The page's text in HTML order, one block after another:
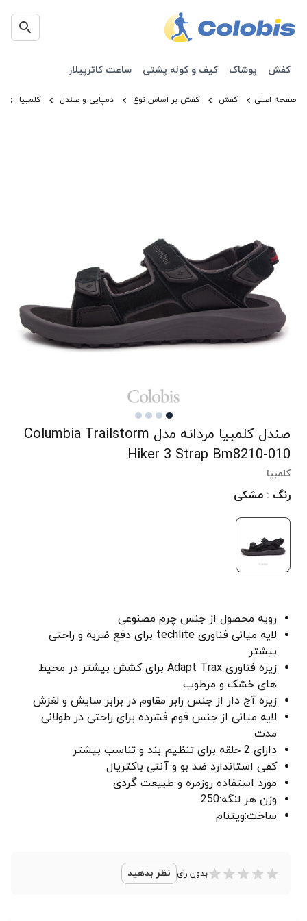
کفش پوشاک کیف و کوله پشتی ساعت کاترپیلار
صفحه اصلی کفش کفش بر اساس نوع دمپایی و صندل کلمبیا
صندل کلمبیا مردانه مدل Columbia Trailstorm
Hiker 3 Strap Bm8210-010
کلمبیا
رنگ : مشکی
رویه محصول از جنس چرم مصنوعی
لایه میانی فناوری techlite برای دفع ضربه و راحتی
بیشتر
زیره فناوری Adapt Trax برای کشش بیشتر در محیط
های خشک و مرطوب
زیره آج دار از جنس رابر مقاوم در برابر سایش و لغزش
لایه میانی از جنس فوم فشرده برای راحتی در طولانی
مدت
دارای 2 حلقه برای تنظیم بند و تناسب بیشتر
کفی استاندارد ضد بو و آنتی باکتریال
مورد استفاده روزمره و طبیعت گردی
وزن هر لنگه:250
ساخت:ویتنام
بدون رای نظر بدهید